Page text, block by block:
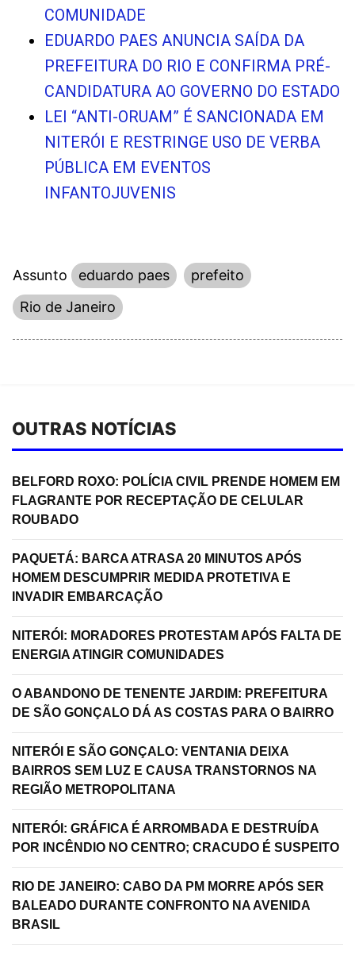
COMUNIDADE
EDUARDO PAES ANUNCIA SAÍDA DA
PREFEITURA DO RIO E CONFIRMA PRÉ-
CANDIDATURA AO GOVERNO DO ESTADO
LEI “ANTI-ORUAM” É SANCIONADA EM
NITERÓI E RESTRINGE USO DE VERBA
PÚBLICA EM EVENTOS
INFANTOJUVENIS
Assunto eduardo paes
prefeito
Rio de Janeiro
OUTRAS NOTÍCIAS
BELFORD ROXO: POLÍCIA CIVIL PRENDE HOMEM EM
FLAGRANTE POR RECEPTAÇÃO DE CELULAR
ROUBADO
PAQUETÁ: BARCA ATRASA 20 MINUTOS APÓS
HOMEM DESCUMPRIR MEDIDA PROTETIVA E
INVADIR EMBARCAÇÃO
NITERÓI: MORADORES PROTESTAM APÓS FALTA DE
ENERGIA ATINGIR COMUNIDADES
O ABANDONO DE TENENTE JARDIM: PREFEITURA
DE SÃO GONÇALO DÁ AS COSTAS PARA O BAIRRO
NITERÓI E SÃO GONÇALO: VENTANIA DEIXA
BAIRROS SEM LUZ E CAUSA TRANSTORNOS NA
REGIÃO METROPOLITANA
NITERÓI: GRÁFICA É ARROMBADA E DESTRUÍDA
POR INCÊNDIO NO CENTRO; CRACUDO É SUSPEITO
RIO DE JANEIRO: CABO DA PM MORRE APÓS SER
BALEADO DURANTE CONFRONTO NA AVENIDA
BRASIL